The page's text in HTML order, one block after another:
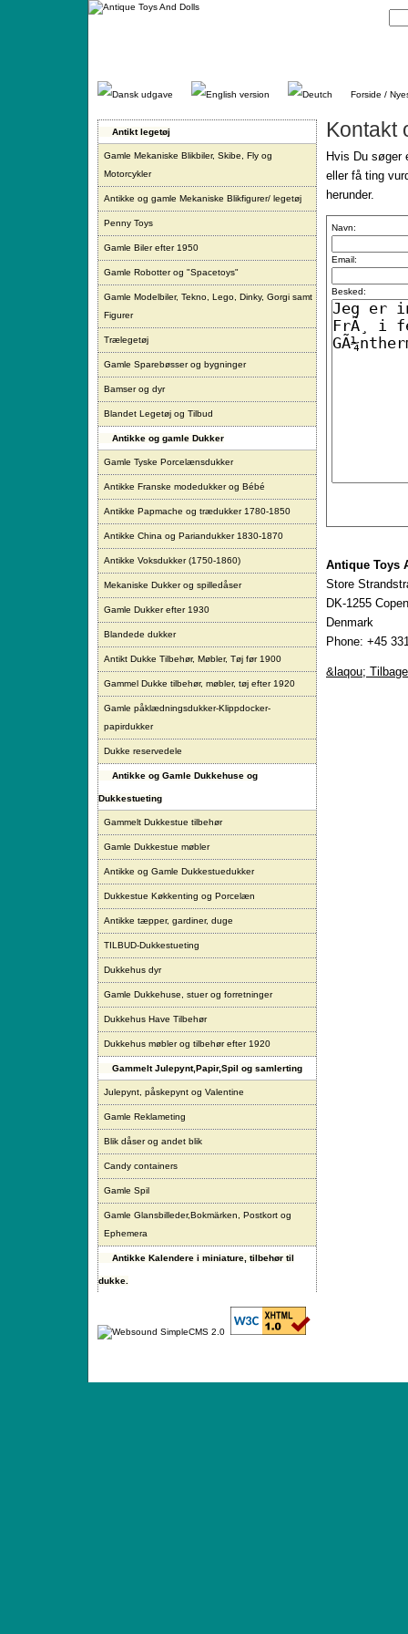
Gå
Forside /
Antikt legetøj
Gamle Mekaniske Blikbiler, Skibe, Fly og
Motorcykler
Antikke og gamle Mekaniske Blikfigurer/ legetøj
Penny Toys
Gamle Biler efter 1950
Gamle Robotter og "Spacetoys"
Gamle Modelbiler, Tekno, Lego, Dinky, Gorgi samt
Figurer
Trælegetøj
Gamle Sparebøsser og bygninger
Bamser og dyr
Blandet Legetøj og Tilbud
Antikke og gamle Dukker
Gamle Tyske Porcelænsdukker
Antikke Franske modedukker og Bébé
Antikke Papmache og trædukker 1780-1850
Antikke China og Pariandukker 1830-1870
Antikke Voksdukker (1750-1860)
Mekaniske Dukker og spilledåser
Gamle Dukker efter 1930
Blandede dukker
Antikt Dukke Tilbehør, Møbler, Tøj før 1900
Gammel Dukke tilbehør, møbler, tøj efter 1920
Gamle påklædningsdukker-Klippdocker-
papirdukker
Dukke reservedele
Antikke og Gamle Dukkehuse og
Dukkestueting
Gammelt Dukkestue tilbehør
Gamle Dukkestue møbler
Antikke og Gamle Dukkestuedukker
Dukkestue Køkkenting og Porcelæn
Antikke tæpper, gardiner, duge
TILBUD-Dukkestueting
Dukkehus dyr
Gamle Dukkehuse, stuer og forretninger
Dukkehus Have Tilbehør
Dukkehus møbler og tilbehør efter 1920
Gammelt Julepynt,Papir,Spil og samlerting
Julepynt, påskepynt og Valentine
Gamle Reklameting
Blik dåser og andet blik
Candy containers
Gamle Spil
Gamle Glansbilleder,Bokmärken, Postkort og
Ephemera
Antikke Kalendere i miniature, tilbehør til
dukke.
Kontakt
Hvis Du
eller få ting
herunder.
Navn:
Email:
Besked:
Antique Toys
Store
DK-1255
Denmark
Phone: +45
&laqou; Tilbage